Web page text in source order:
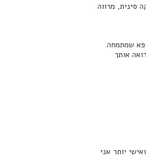
סינית, מרווה
שמתמחה
אותך
יותר אני